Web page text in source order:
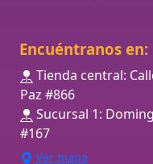
Encuéntranos en:
Tienda central:
Paz #866
Sucursal 1:
#167
Ver mapa